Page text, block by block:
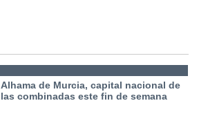
Alhama de Murcia, capital nacional de
las combinadas este fin de semana